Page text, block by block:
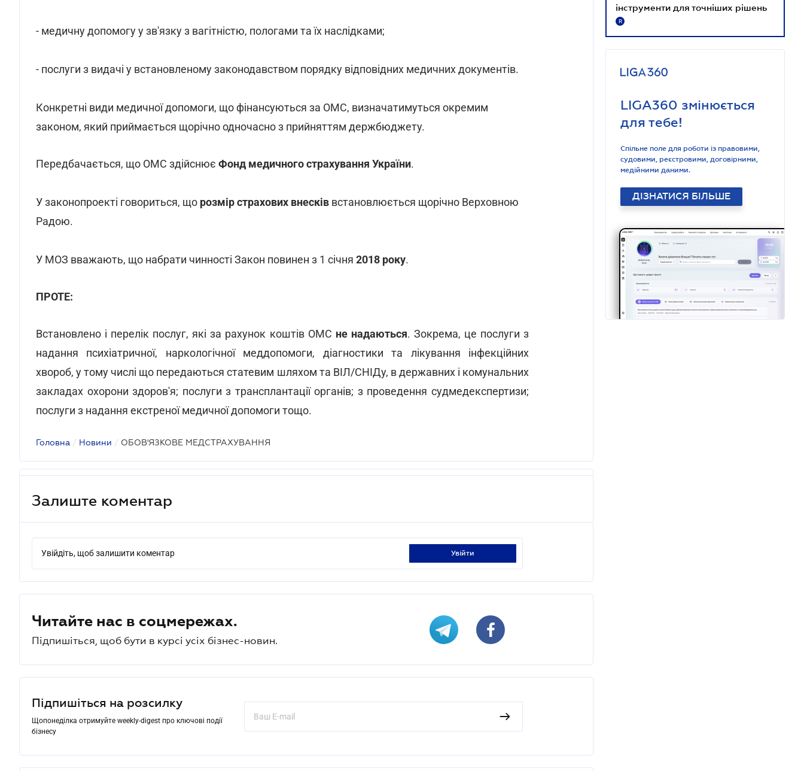
- медичну допомогу у зв'язку з вагітністю, пологами та їх наслідками;
- послуги з видачі у встановленому законодавством порядку відповідних медичних документів.
Конкретні види медичної допомоги, що фінансуються за ОМС, визначатимуться окремим
законом, який приймається щорічно одночасно з прийняттям держбюджету.
Передбачається, що ОМС здійснює Фонд медичного страхування України.
У законопроекті говориться, що розмір страхових внесків встановлюється щорічно Верховною
Радою.
У МОЗ вважають, що набрати чинності Закон повинен з 1 січня 2018 року.
ПРОТЕ:
Встановлено і перелік послуг, які за рахунок коштів ОМС не надаються. Зокрема, це послуги з
надання психіатричної, наркологічної меддопомоги, діагностики та лікування інфекційних
хвороб, у тому числі що передаються статевим шляхом та ВІЛ/СНІДу, в державних і комунальних
закладах охорони здоров'я; послуги з трансплантації органів; з проведення судмедекспертизи;
послуги з надання екстреної медичної допомоги тощо.
Головна / Новини / ОБОВ'ЯЗКОВЕ МЕДСТРАХУВАННЯ
Залиште коментар
Увійдіть, щоб залишити коментар увійти
Читайте нас в соцмережах.
Підпишіться, щоб бути в курсі усіх бізнес-новин.
Підпишіться на розсилку
Щопонеділка отримуйте weekly-digest про ключові події
бізнесу
інструменти для точніших рішень
R
LIGA360 змінюється
для тебе!
Спільне поле для роботи із правовими,
судовими, реєстровими, договірними,
медійними даними.
ДІЗНАТИСЯ БІЛЬШЕ